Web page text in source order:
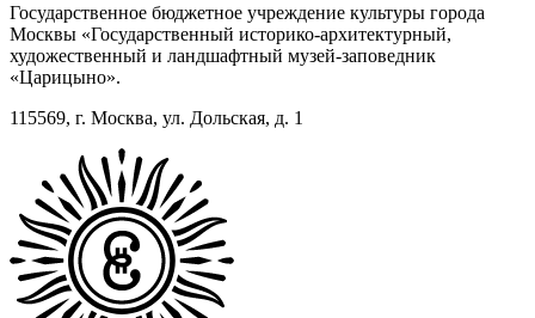
Государственное бюджетное учреждение культуры города
Москвы «Государственный историко-архитектурный,
художественный и ландшафтный музей-заповедник
«Царицыно».
115569, г. Москва, ул. Дольская, д. 1